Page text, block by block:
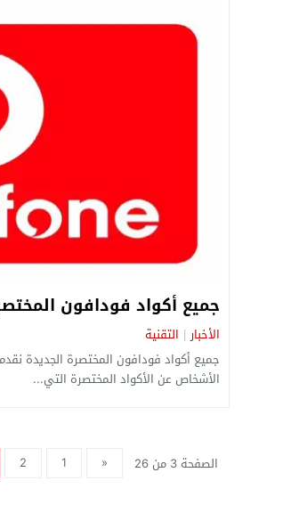
جميع أكواد فودافون
الأخبار التقنية
جميع أكواد فودافون المختصرة الجديدة
الأشخاص عن الأكواد المختصرة التي...
الصفحة 3 من 26 «
1
2